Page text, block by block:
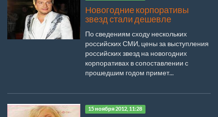
Новогодние корпоративы
звезд стали дешевле
По сведениям сходу нескольких
российских СМИ, цены за выступления
российских звезд на новогодних
корпоративах в сопоставлении с
прошедшим годом примет...
15 ноября 2012, 11:28